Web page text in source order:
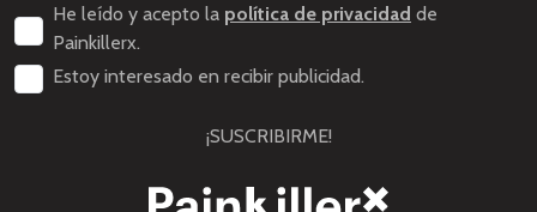
He leído y acepto la política de privacidad de
Painkillerx.
Estoy interesado en recibir publicidad.
¡SUSCRIBIRME!